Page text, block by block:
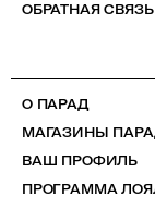
ОБРАТНАЯ СВЯЗЬ
О ПАРАД
МАГАЗИНЫ
ВАШ ПРОФИЛЬ
ПРОГРАММА